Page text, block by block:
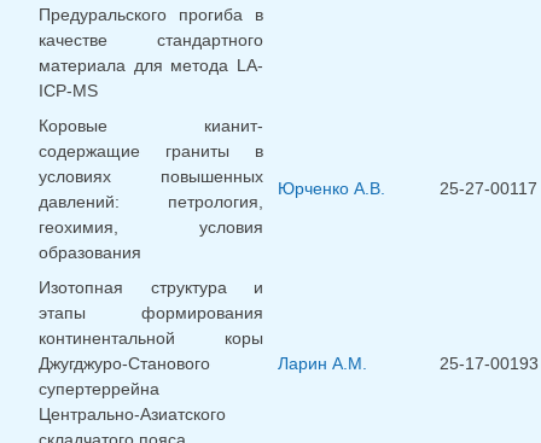
Предуральского прогиба в
качестве стандартного
материала для метода LA-
ICP-MS
Коровые кианит-
содержащие граниты в
условиях повышенных
давлений: петрология,
геохимия, условия
образования
Юрченко А.В. 25-27-00117
Изотопная структура и
этапы формирования
континентальной коры
Джугджуро-Станового
супертеррейна
Центрально-Азиатского
складчатого пояса
Ларин А.М. 25-17-00193